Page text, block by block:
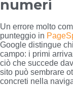
numeri
Un errore molto
punteggio in
Google distingue
campo: i primi
ciò che succede
sito può sembrare
concreti nella